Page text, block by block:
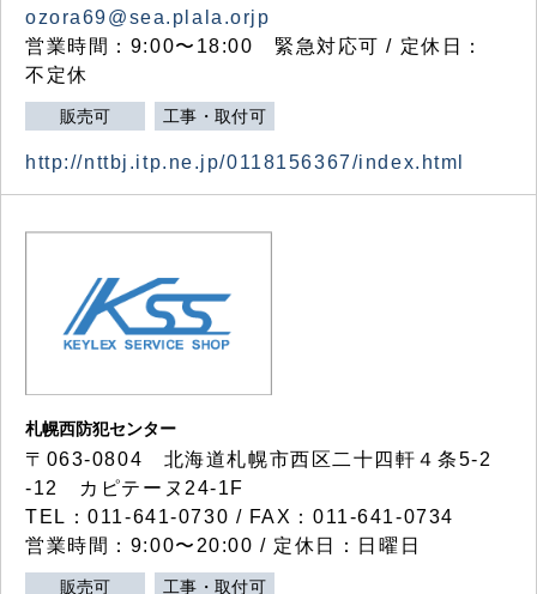
ozora69@sea.plala.orjp
営業時間：9:00〜18:00 緊急対応可 / 定休日：
不定休
販売可 工事・取付可
http://nttbj.itp.ne.jp/0118156367/index.html
札幌西防犯センター
〒063-0804 北海道札幌市西区二十四軒４条5-2
-12 カピテーヌ24-1F
TEL：011-641-0730 / FAX：011-641-0734
営業時間：9:00〜20:00 / 定休日：日曜日
販売可 工事・取付可